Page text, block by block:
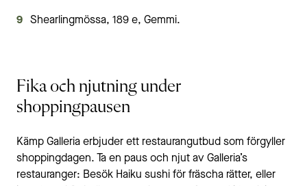
Shearlingmössa, 189 e, Gemmi.
Fika och njutning under
shoppingpausen
Kämp Galleria erbjuder ett restaurangutbud som förgyller
shoppingdagen. Ta en paus och njut av Galleria’s
restauranger: Besök Haiku sushi för fräscha rätter, eller